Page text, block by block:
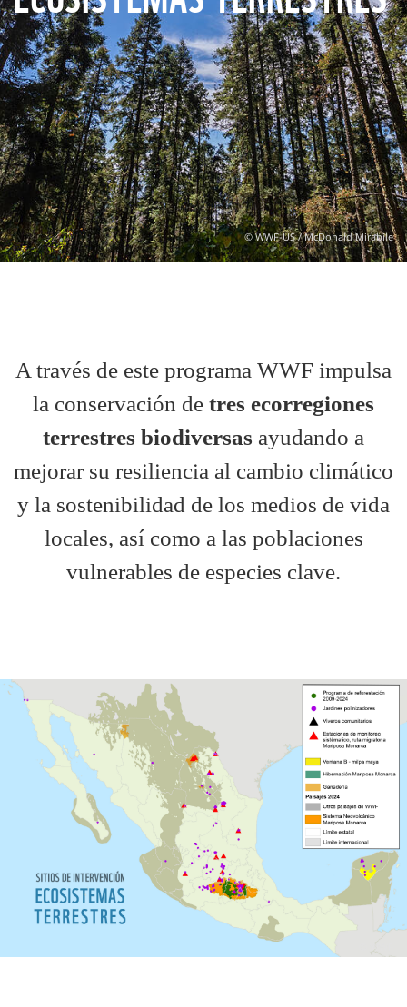
© WWF-US / McDonald Mirabile
A través de este programa WWF impulsa
la conservación de tres ecorregiones
terrestres biodiversas ayudando a
mejorar su resiliencia al cambio climático
y la sostenibilidad de los medios de vida
locales, así como a las poblaciones
vulnerables de especies clave.